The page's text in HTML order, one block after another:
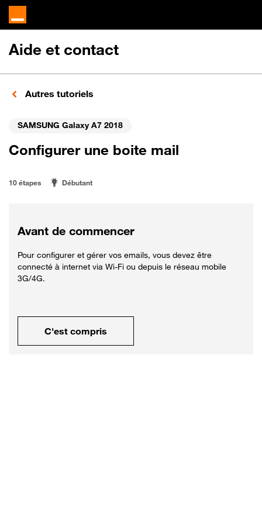
Aide et contact
Autres tutoriels
SAMSUNG Galaxy A7 2018
Configurer une boite mail
10 étapes Débutant
Avant de commencer
Pour configurer et gérer vos emails, vous devez être
connecté à internet via Wi-Fi ou depuis le réseau mobile
3G/4G.
C'est compris